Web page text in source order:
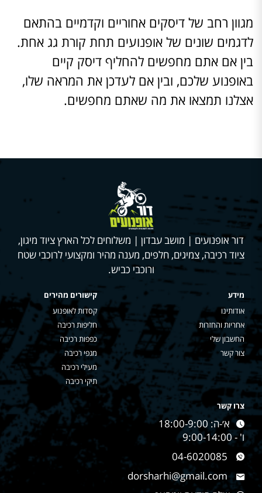
מגוון רחב של דיסקים אחוריים וקדמיים בהתאם
לדגמים שונים של אופנועים תחת קורת גג אחת.
בין אם אתם מחפשים להחליף דיסק קיים
באופנוע שלכם, ובין אם לעדכן את המראה שלו,
אצלנו תמצאו את מה שאתם מחפשים.
דור אופנועים | מושב עבדון | משלוחים לכל הארץ ציוד מיגון,
ציוד רכיבה, צמיגים, חלפים, מענה מהיר ומקצועי לרוכבי שטח
ורוכבי כביש.
מידע
אודותינו
אחריות והחזרות
החשבון שלי
צור קשר
קישורים מהירים
קסדות לאופנוע
חליפות רכיבה
כפפות רכיבה
מגפי רכיבה
מעילי רכיבה
תיקי רכיבה
צרו קשר
א׳-ה: 18:00-9:00
ו' - 9:00-14:00
04-6020085
dorsharhi@gmail.com